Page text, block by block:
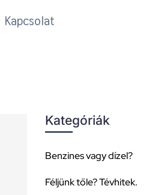
Kapcsolat
Kategóriák
Benzines vagy dízel?
Féljünk tőle? Tévhitek.